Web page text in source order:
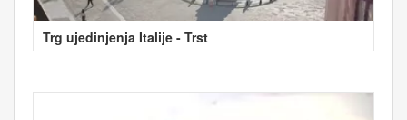
Trg ujedinjenja Italije - Trst